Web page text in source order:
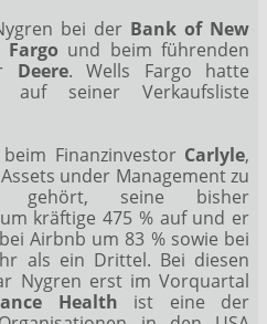
bei der Bank of New
Fargo und beim führenden
Deere. Wells Fargo hatte
seiner Verkaufsliste
Finanzinvestor Carlyle,
under Management zu
gehört, seine bisher
kräftige 475 % auf und er
Airbnb um 83 % sowie bei
als ein Drittel. Bei diesen
Nygren erst im Vorquartal
Health ist eine der